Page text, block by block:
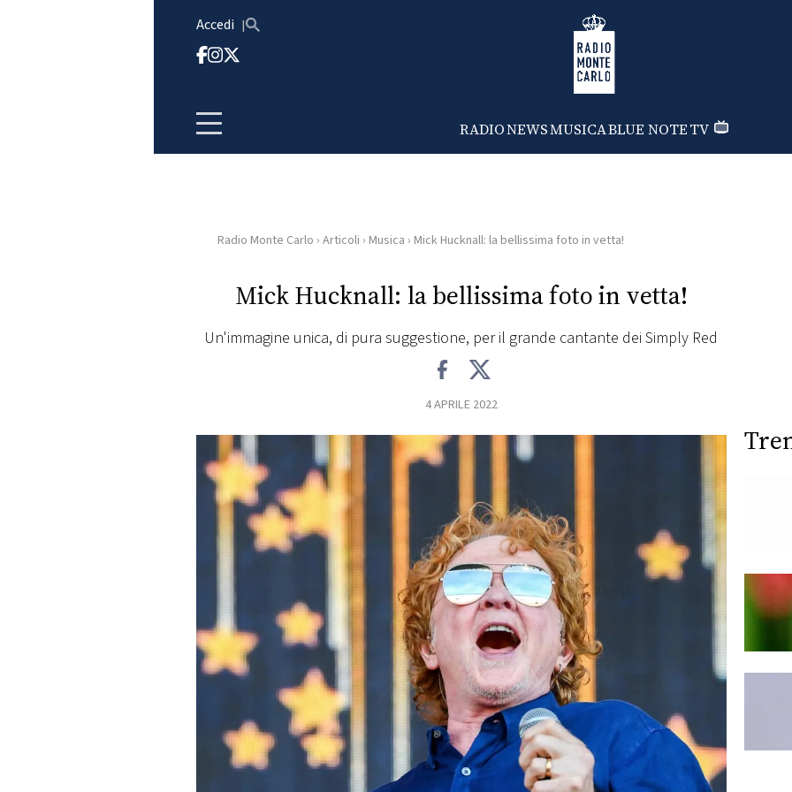
Accedi Radio Monte Carlo
RADIONEWSMUSICABLUE NOTETV
HOME
WEB
NEWS
FOTO
EVENTI
VIDEO
Radio Monte Carlo › Articoli › Musica › Mick Hucknall: la bellissima foto in vetta!
Mick Hucknall: la bellissima foto in vetta!
Un'immagine unica, di pura suggestione, per il grande cantante dei Simply Red
4 APRILE 2022